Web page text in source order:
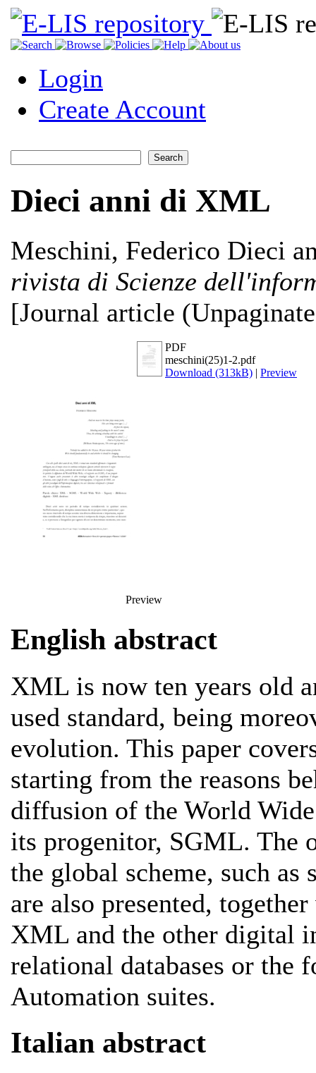
Login
Create Account
Dieci anni di XML
Meschini, Federico Dieci
rivista di Scienze
[Journal article
Preview
PDF
meschini(25)1-2.pdf
Download (313kB) | Preview
English abstract
XML is now ten years old
used standard, being
evolution. This paper
starting from the reasons
diffusion of the World
its progenitor, SGML. The
the global scheme, such as
are also presented,
XML and the other digital
relational databases or the
Automation suites.
Italian abstract